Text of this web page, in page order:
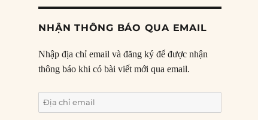
NHẬN THÔNG BÁO QUA EMAIL
Nhập địa chỉ email và đăng ký để được nhận
thông báo khi có bài viết mới qua email.
Địa
chỉ